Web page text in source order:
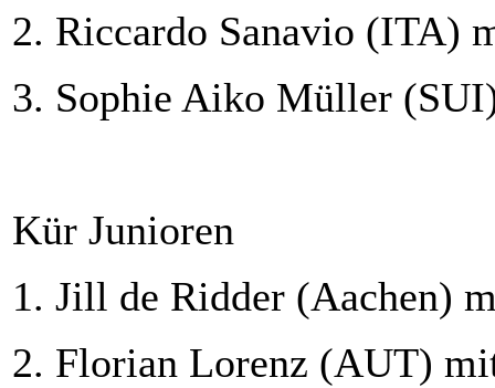
2. Riccardo Sanavio (ITA)
3. Sophie Aiko Müller
Kür Junioren
1. Jill de Ridder (Aachen)
2. Florian Lorenz (AUT)